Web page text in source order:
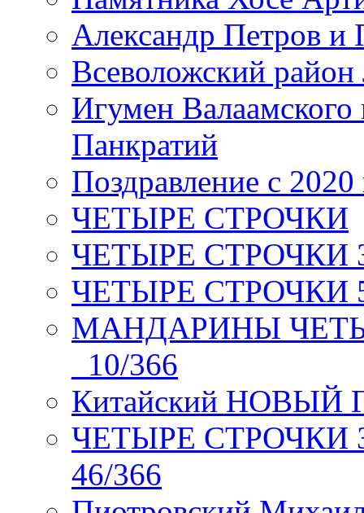
Александр Петров и
Всеволожский район
Игумен
Панкратий
Поздравление с 2020
ЧЕТЫРЕ СТРОЧКИ
ЧЕТЫРЕ СТРОЧКИ 3
ЧЕТЫРЕ СТРОЧКИ 5
МАНДАРИНЫ
_10/366
Китайский НОВЫЙ
ЧЕТЫРЕ СТРОЧКИ
46/366